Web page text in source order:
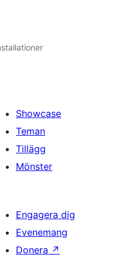
Showcase
Teman
Tillägg
Mönster
Engagera dig
Evenemang
Donera ↗